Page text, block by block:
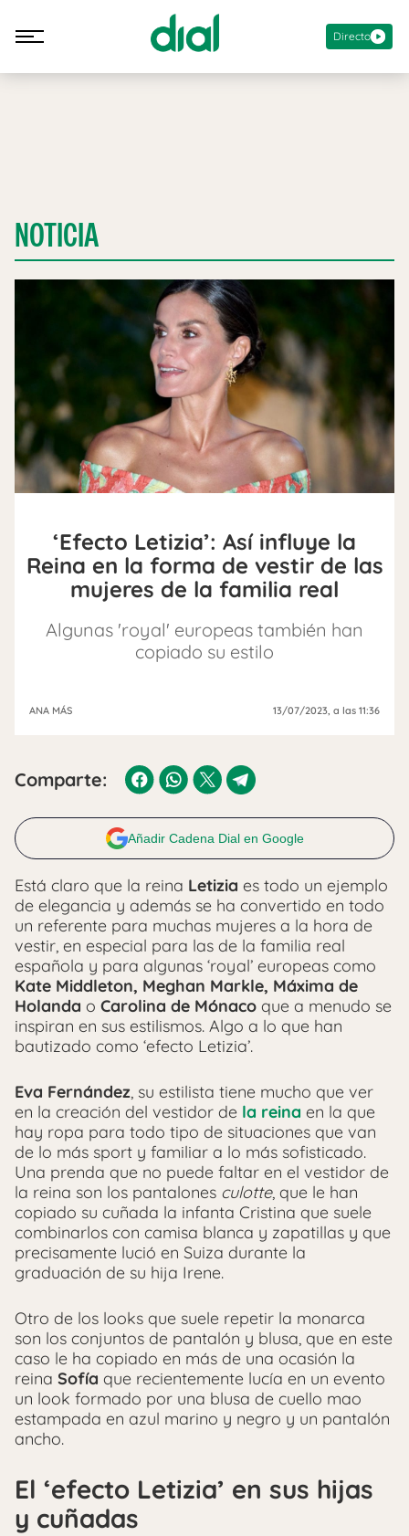
Directo
NOTICIA
‘Efecto Letizia’: Así influye la
Reina en la forma de vestir de las
mujeres de la familia real
Algunas 'royal' europeas también han
copiado su estilo
ANA MÁS 13/07/2023, a las 11:36
Comparte:
Añadir Cadena Dial en Google
Está claro que la reina Letizia es todo un ejemplo
de elegancia y además se ha convertido en todo
un referente para muchas mujeres a la hora de
vestir, en especial para las de la familia real
española y para algunas ‘royal’ europeas como
Kate Middleton, Meghan Markle, Máxima de
Holanda o Carolina de Mónaco que a menudo se
inspiran en sus estilismos. Algo a lo que han
bautizado como ‘efecto Letizia’.
Eva Fernández, su estilista tiene mucho que ver
en la creación del vestidor de la reina en la que
hay ropa para todo tipo de situaciones que van
de lo más sport y familiar a lo más sofisticado.
Una prenda que no puede faltar en el vestidor de
la reina son los pantalones culotte, que le han
copiado su cuñada la infanta Cristina que suele
combinarlos con camisa blanca y zapatillas y que
precisamente lució en Suiza durante la
graduación de su hija Irene.
Otro de los looks que suele repetir la monarca
son los conjuntos de pantalón y blusa, que en este
caso le ha copiado en más de una ocasión la
reina Sofía que recientemente lucía en un evento
un look formado por una blusa de cuello mao
estampada en azul marino y negro y un pantalón
ancho.
El ‘efecto Letizia’ en sus hijas
y cuñadas